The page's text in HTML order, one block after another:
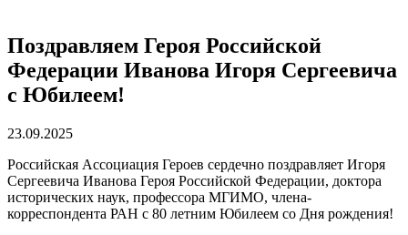
Поздравляем Героя Российской
Федерации Иванова Игоря Сергеевича
с Юбилеем!
23.09.2025
Российская Ассоциация Героев сердечно поздравляет Игоря
Сергеевича Иванова Героя Российской Федерации, доктора
исторических наук, профессора МГИМО, члена-
корреспондента РАН с 80 летним Юбилеем со Дня рождения!